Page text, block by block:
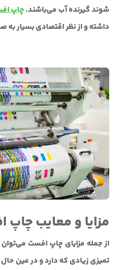
شوند گیرنده آب می‌باشند.چاپ
داشته و از نظر اقتصادی بسیار به
مزایا و معایب
از جمله مزایای چاپ افست
تمیزی زیادی که دارد و در عین